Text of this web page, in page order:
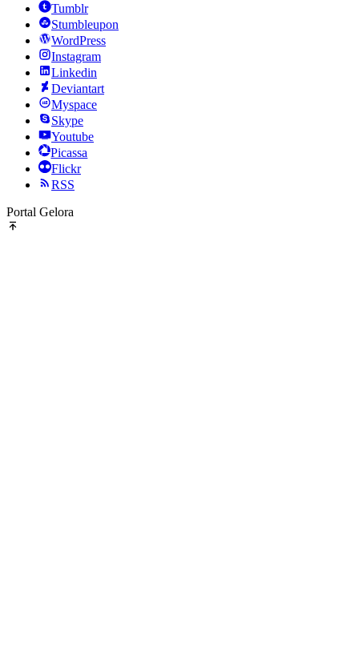
Tumblr
Stumbleupon
WordPress
Instagram
Linkedin
Deviantart
Myspace
Skype
Youtube
Picassa
Flickr
RSS
Portal Gelora